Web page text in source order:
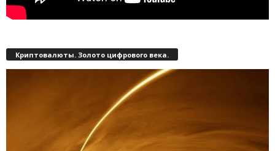
Криптовалюты. Золото цифрового века.